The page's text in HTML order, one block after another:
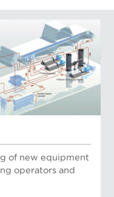
of new equipment
operators and